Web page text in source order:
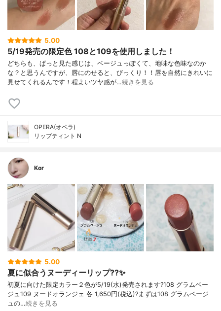
5.00
5/19発売の限定色 108と109を使用しました！
どちらも、ぱっと見た感じは、ベージュっぽくて、地味な色味なのか
な？と思うんですが、唇にのせると、びっくり！！唇を自然にきれいに
見せてくれるんです！程よいツヤ感が…続きを見る
OPERA(オペラ)
リップティント N
Kor
5.00
夏に似合うヌーディーリップ??✨
初夏に向けた限定カラー２色が5/19(水)発売されます?108 グラムベー
ジュ109 ヌードオランジェ 各 1,650円(税込)?まずは108 グラムベージ
ュの…続きを見る